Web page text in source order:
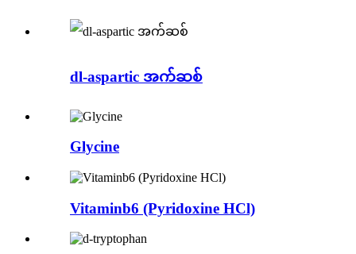
dl-aspartic အက်ဆစ်
Glycine
Vitaminb6 (Pyridoxine HCl)